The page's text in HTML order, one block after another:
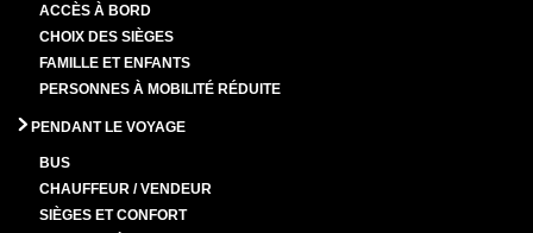
ACCÈS À BORD
CHOIX DES SIÈGES
FAMILLE ET ENFANTS
PERSONNES À MOBILITÉ RÉDUITE
PENDANT LE VOYAGE
BUS
CHAUFFEUR / VENDEUR
SIÈGES ET CONFORT